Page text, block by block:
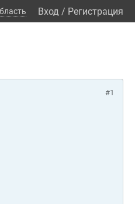
Вход / Регистрация
#1